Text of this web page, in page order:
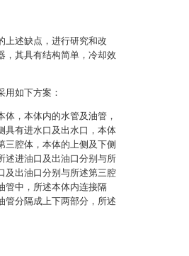
上述缺点，进行研究和改
，其具有结构简单，冷却效
用如下方案：
，本体内的水管及油管，
具有进水口及出水口，本体
三腔体，本体的上侧及下侧
述进油口及出油口分别与所
及出油口分别与所述第三腔
管中，所述本体内连接隔
管分隔成上下两部分，所述